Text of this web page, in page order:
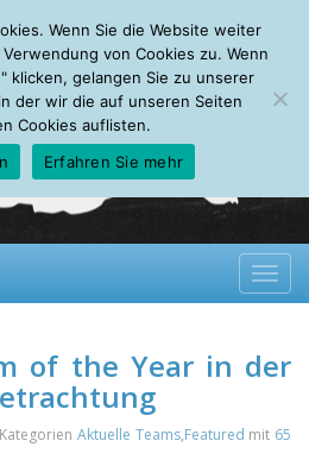
Autoren Leseempfehlungen FAQ
of the Year in der
Aktuelle Teams,Featured mit 65
Wenn Sie die Website weiter
von Cookies zu. Wenn
klicken, gelangen Sie zu unserer
der wir die auf unseren Seiten
Cookies auflisten.
Erfahren Sie mehr